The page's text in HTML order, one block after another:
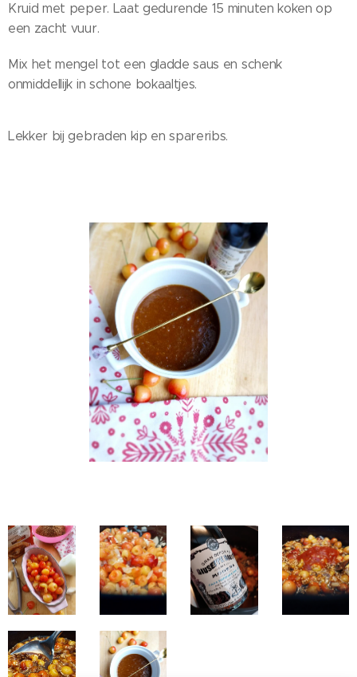
Kruid met peper. Laat gedurende 15 minuten koken op
een zacht vuur.
Mix het mengel tot een gladde saus en schenk
onmiddellijk in schone bokaaltjes.
Lekker bij gebraden kip en spareribs.